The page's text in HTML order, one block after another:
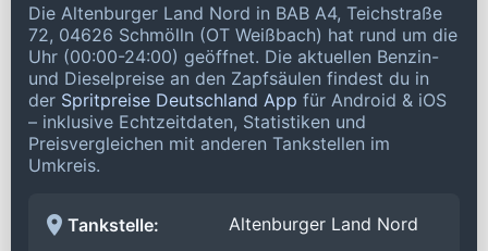
Die Altenburger Land Nord in BAB A4, Teichstraße
72, 04626 Schmölln (OT Weißbach) hat rund um die
Uhr (00:00-24:00) geöffnet. Die aktuellen Benzin-
und Dieselpreise an den Zapfsäulen findest du in
der Spritpreise Deutschland App für Android & iOS
– inklusive Echtzeitdaten, Statistiken und
Preisvergleichen mit anderen Tankstellen im
Umkreis.
Tankstelle: Altenburger Land Nord